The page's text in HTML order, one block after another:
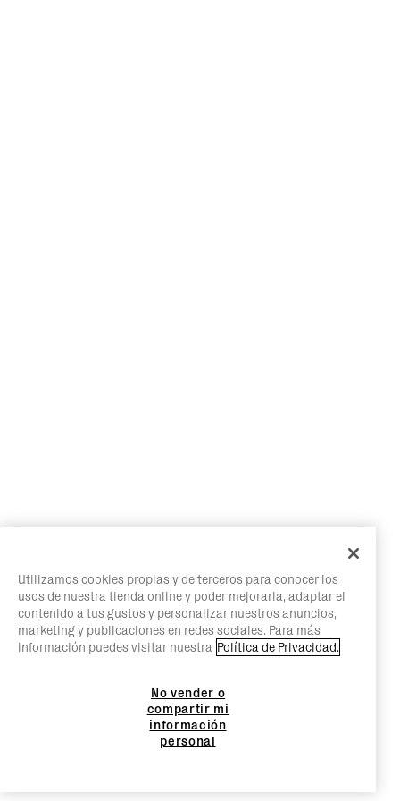
Utilizamos cookies propias y de terceros para conocer los
usos de nuestra tienda online y poder mejorarla, adaptar el
contenido a tus gustos y personalizar nuestros anuncios,
marketing y publicaciones en redes sociales. Para más
información puedes visitar nuestra Política de Privacidad.
No vender o
compartir mi
información
personal